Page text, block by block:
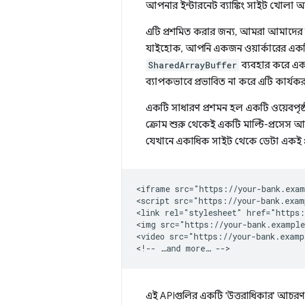
আপনার ইন্টারনেট ব্যাঙ্কিং সাইট খোলা
এটি প্রশমিত করার জন্য, আমরা
যাইহোক, আপনি একজন ওয়ার্কারের একটি
SharedArrayBuffer ব্যবহার করে
ব্যাপকভাবে প্রভাবিত না করে এটি
একটি সাধারণ প্রশমন হল একটি
ক্রোম শুরু থেকেই একটি মাল্টি-প্রসেস
যেখানে একাধিক সাইট থেকে ডেটা একই
<iframe src="https://your-
<script src="https://your-
<link rel="stylesheet"
<img src="https://your-
<video src="https://your-
এই APIগুলির একটি 'উত্তরাধিকার'